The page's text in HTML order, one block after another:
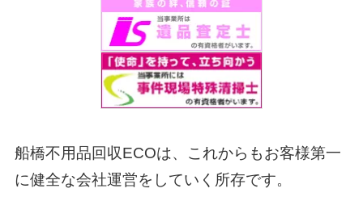
船橋不用品回収ECOは、これからもお客様第一
に健全な会社運営をしていく所存です。